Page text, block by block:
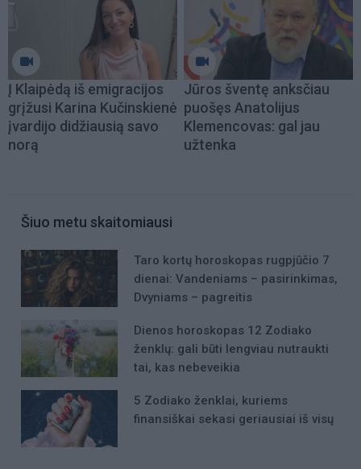
Į Klaipėdą iš emigracijos
grįžusi Karina Kučinskienė
įvardijo didžiausią savo
norą
Jūros šventę anksčiau
puošęs Anatolijus
Klemencovas: gal jau
užtenka
Šiuo metu skaitomiausi
Taro kortų horoskopas rugpjūčio 7
dienai: Vandeniams – pasirinkimas,
Dvyniams – pagreitis
Dienos horoskopas 12 Zodiako
ženklų: gali būti lengviau nutraukti
tai, kas nebeveikia
5 Zodiako ženklai, kuriems
finansiškai sekasi geriausiai iš visų